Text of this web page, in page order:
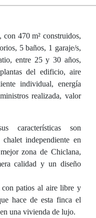
470 m² construidos,
5 baños, 1 garaje/s,
entre 25 y 30 años,
del edificio, aire
individual, energía
realizada, valor
características son
independiente en
zona de Chiclana,
calidad y un diseño
con patios al aire libre y
hace de esta finca el
una vivienda de lujo.